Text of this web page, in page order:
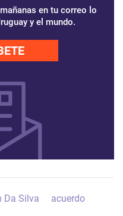
en tu correo lo
y el mundo.
Da Silva acuerdo